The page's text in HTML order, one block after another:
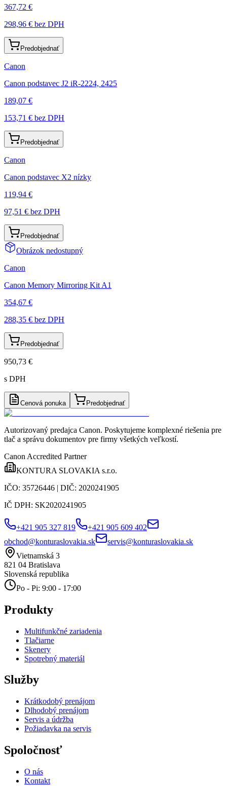
367,72 €
298,96 € bez DPH
Predobjednať
Canon
Canon podstavec J2 iR-2224, 2425
189,07 €
153,71 € bez DPH
Predobjednať
Canon
Canon podstavec X2 nízky
119,94 €
97,51 € bez DPH
Predobjednať
Obrázok nedostupný
Canon
Canon Memory Mirroring Kit A1
354,67 €
288,35 € bez DPH
Predobjednať
950,73 €
s DPH
Cenová ponuka Predobjednať
Autorizovaný predajca Canon. Poskytujeme komplexné riešenia pre
tlač a správu dokumentov pre firmy všetkých veľkostí.
Canon Accredited Partner
KONTURA SLOVAKIA s.r.o.
IČO: 35726446 | DIČ: 2020241905
IČ DPH: SK2020241905
+421 905 327 819
+421 905 609 402
obchod@konturaslovakia.sk
servis@konturaslovakia.sk
Vietnamská 3
821 04 Bratislava
Slovenská republika
Po - Pi: 9:00 - 17:00
Produkty
Multifunkčné zariadenia
Tlačiarne
Skenery
Spotrebný materiál
Služby
Krátkodobý prenájom
Dlhodobý prenájom
Servis a údržba
Požiadavka na servis
Spoločnosť
O nás
Kontakt